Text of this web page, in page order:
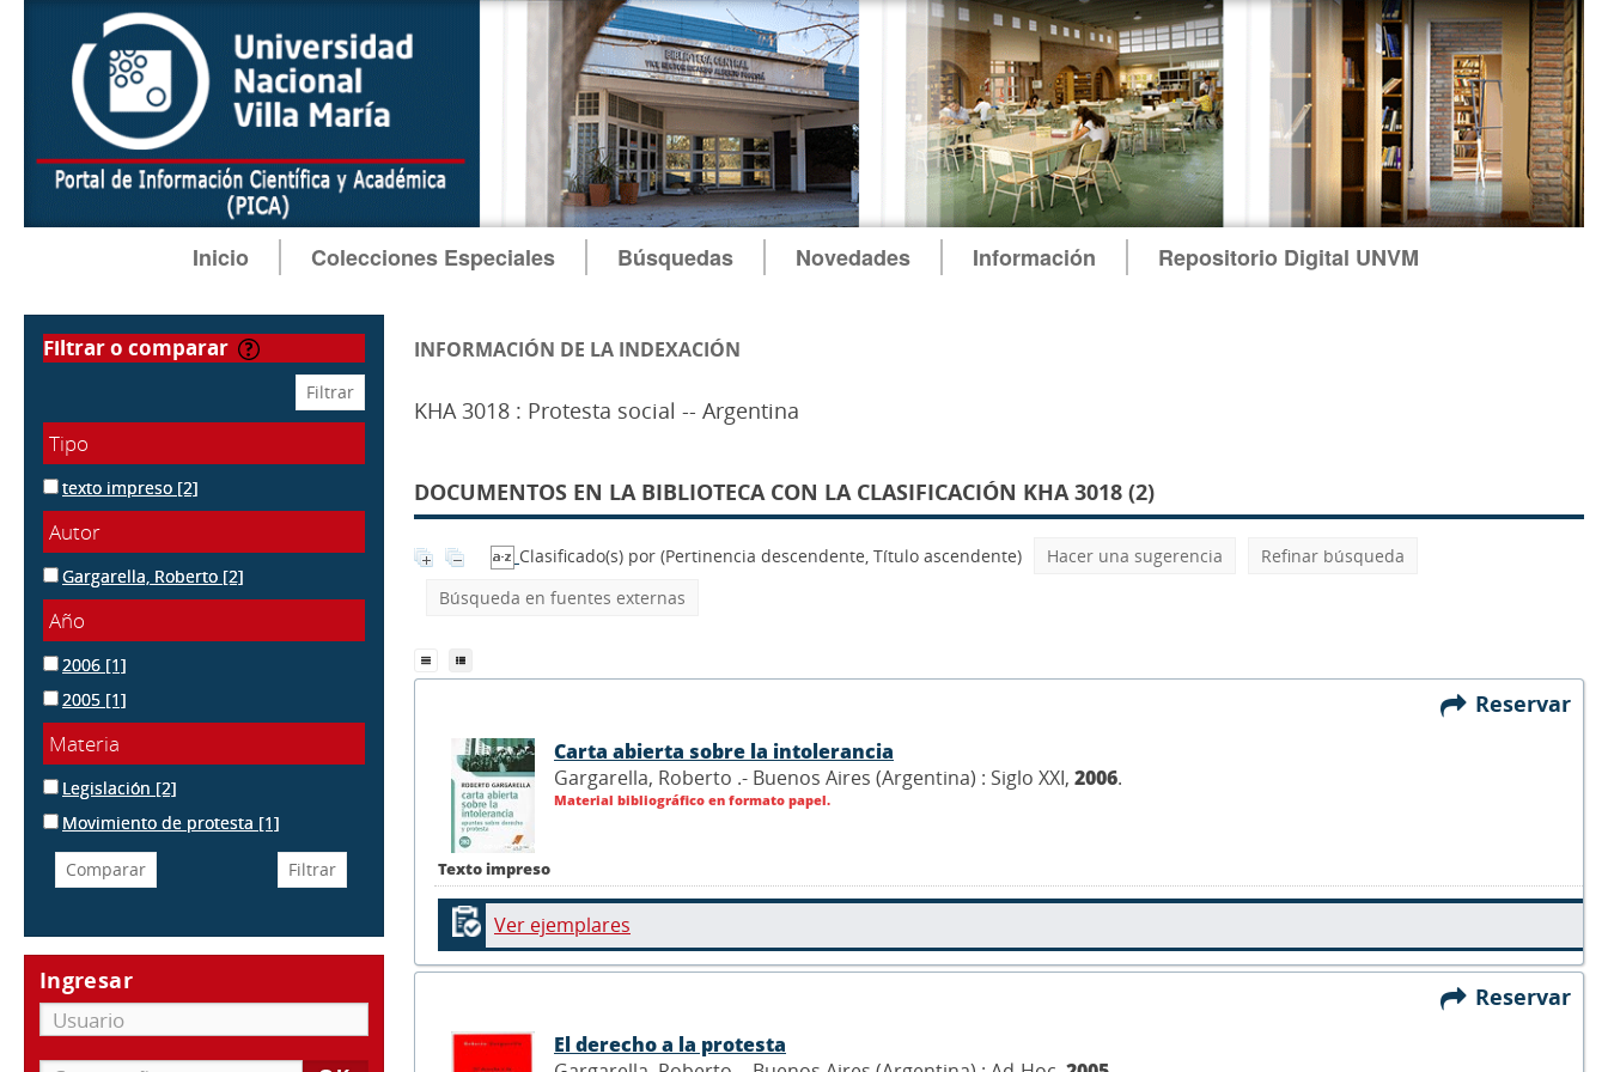
Inicio Colecciones Especiales Búsquedas Novedades Información Repositorio Digital UNVM
filtrar o comparar
Tipo
texto impreso [2]
Autor
Gargarella, Roberto [2]
Año
2006 [1]
2005 [1]
Materia
Legislación [2]
Movimiento de protesta [1]
Ingresar
INFORMACIÓN DE LA INDEXACIÓN
KHA 3018 : Protesta social -- Argentina
DOCUMENTOS EN LA BIBLIOTECA CON LA CLASIFICACIÓN KHA 3018 (2)
Clasificado(s) por (Pertinencia descendente, Título ascendente) Hacer una sugerencia
Refinar búsqueda
Búsqueda en fuentes externas
Reservar
Texto impreso
Carta abierta sobre la intolerancia
Gargarella, Roberto .- Buenos Aires (Argentina) : Siglo XXI, 2006.
Material bibliográfico en formato papel.
Ver ejemplares
Reservar
El derecho a la protesta